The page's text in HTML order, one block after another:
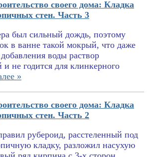
своего дома: Кладка
стен. Часть 3
был сильный дождь, поэтому
в ванне такой мокрый, что даже
добавления воды раствор
не годится для клинкерного
»
своего дома: Кладка
стен. Часть 2
рубероид, расстеленный под
кладку, разложил насухую